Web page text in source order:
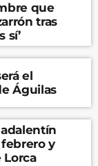
que
tras
sí’
el
Águilas
y
Lorca